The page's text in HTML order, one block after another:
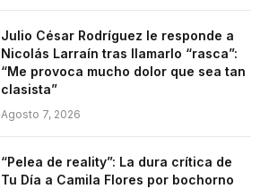
Julio César Rodríguez le responde a
Nicolás Larraín tras llamarlo “rasca”:
“Me provoca mucho dolor que sea tan
clasista”
Agosto 7, 2026
“Pelea de reality”: La dura crítica de
Tu Día a Camila Flores por bochorno